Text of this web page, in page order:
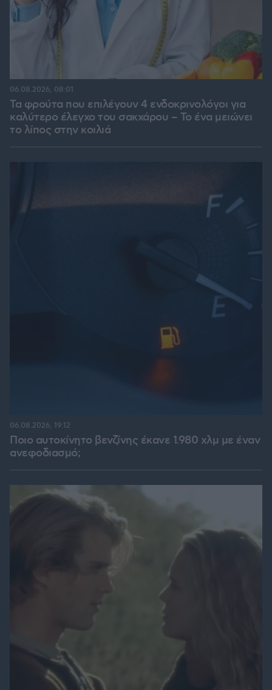
Τα φρούτα που επιλέγουν 4 ενδοκρινολόγοι για
καλύτερο έλεγχο του σακχάρου – Το ένα μειώνει
το λίπος στην κοιλιά
06.08.2026, 08:01
Ποιο αυτοκίνητο βενζίνης έκανε 1.980 χλμ με έναν
ανεφοδιασμό;
06.08.2026, 19:12